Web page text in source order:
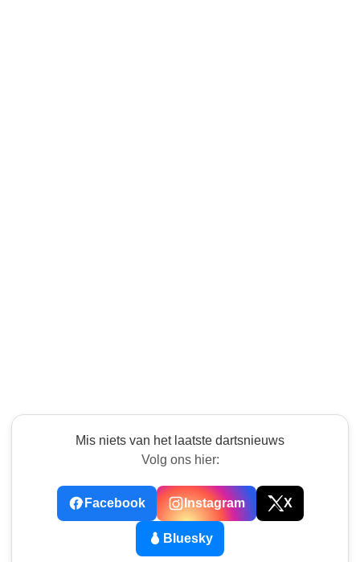
Mis niets van het laatste dartsnieuws
Volg ons hier:
Facebook Instagram X
Bluesky